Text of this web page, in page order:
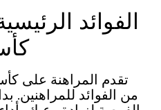
الفوائد
كأس
من الفوائد للمراهنين.